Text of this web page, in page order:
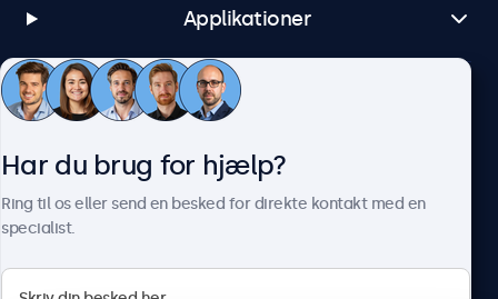
Applikationer
Kundeservice
Har du brug for hjælp?
Ring til os eller send en besked for direkte kontakt med en
specialist.